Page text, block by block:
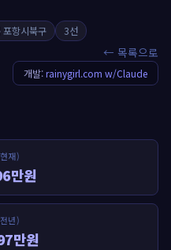
포항시북구 3선
← 목록으로
개발:rainygirl.com w/Claude
재)
만원
년)
만원